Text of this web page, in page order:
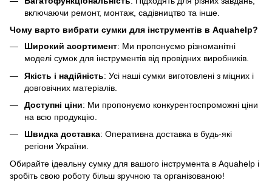
включаючи ремонт, монтаж, садівництво та інше.
Чому варто вибрати сумки для інструментів в Aquahelp?
Широкий асортимент: Ми пропонуємо різноманітні
моделі сумок для інструментів від провідних виробників.
Якість і надійність: Усі наші сумки виготовлені з міцних і
довговічних матеріалів.
Доступні ціни: Ми пропонуємо конкурентоспроможні ціни
на всю продукцію.
Швидка доставка: Оперативна доставка в будь-які
регіони України.
Обирайте ідеальну сумку для вашого інструмента в Aquahelp і
зробіть свою роботу більш зручною та організованою!